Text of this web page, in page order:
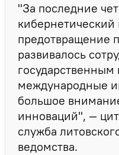
"За последние
кибернетический
предотвращение
развивалось
международные
большое
инноваций", —
служба
ведомства.